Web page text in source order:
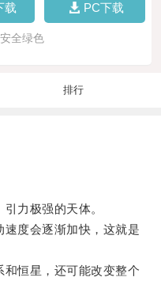
载 PC下载
全绿色
排行
力极强的天体。
度会逐渐加快，这就是
恒星，还可能改变整个